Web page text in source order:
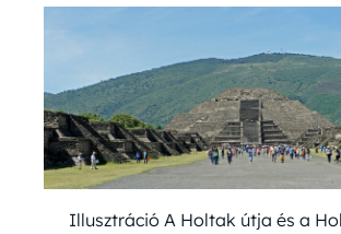
Illusztráció A Holtak útja és a